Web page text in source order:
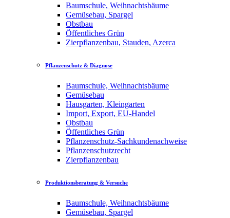
Baumschule, Weihnachtsbäume
Gemüsebau, Spargel
Obstbau
Öffentliches Grün
Zierpflanzenbau, Stauden, Azerca
Pflanzenschutz & Diagnose
Baumschule, Weihnachtsbäume
Gemüsebau
Hausgarten, Kleingarten
Import, Export, EU-Handel
Obstbau
Öffentliches Grün
Pflanzenschutz-Sachkundenachweise
Pflanzenschutzrecht
Zierpflanzenbau
Produktionsberatung & Versuche
Baumschule, Weihnachtsbäume
Gemüsebau, Spargel